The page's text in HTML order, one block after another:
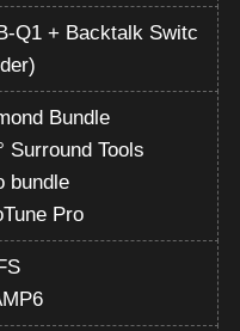
Q1 + Backtalk Switc
Bundle
Surround Tools
bundle
Pro